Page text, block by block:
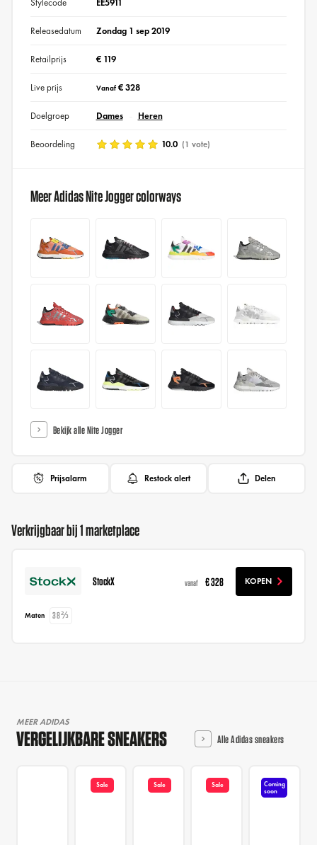
Stylecode EE5911
Releasedatum Zondag 1 sep 2019
Retailprijs € 119
Live prijs Vanaf€ 328
Doelgroep Dames Heren
Beoordeling 10.0 (1 vote)
Meer Adidas Nite Jogger colorways
Bekijk alle Nite Jogger
Prijsalarm Restock alert Delen
Verkrijgbaar bij 1 marketplace
StockX vanaf € 328 KOPEN
Maten 38⅔
MEER ADIDAS
VERGELIJKBARE SNEAKERS Alle Adidas sneakers
Sale Sale Sale
Coming
soon